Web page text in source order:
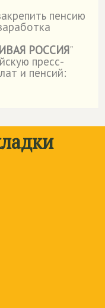
пенсию
РОССИЯ"
пресс-
и пенсий: